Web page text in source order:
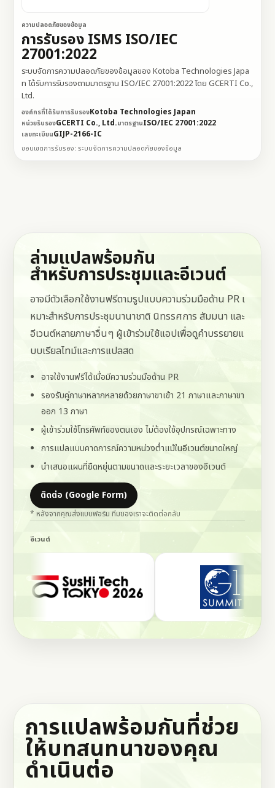
ความปลอดภัยของข้อมูล
การรับรอง ISMS ISO/IEC
27001:2022
ระบบจัดการความปลอดภัยของข้อมูลของ Kotoba Technologies Japa
n ได้รับการรับรองตามมาตรฐาน ISO/IEC 27001:2022 โดย GCERTI Co.,
Ltd.
องค์กรที่ได้รับการรับรองKotoba Technologies Japan
หน่วยรับรองGCERTI Co., Ltd.มาตรฐานISO/IEC 27001:2022
เลขทะเบียนGIJP-2166-IC
ขอบเขตการรับรอง: ระบบจัดการความปลอดภัยของข้อมูล
ล่ามแปลพร้อมกัน
สำหรับการประชุมและอีเวนต์
อาจมีตัวเลือกใช้งานฟรีตามรูปแบบความร่วมมือด้าน PR เ
หมาะสำหรับการประชุมนานาชาติ นิทรรศการ สัมมนา และ
อีเวนต์หลายภาษาอื่นๆ ผู้เข้าร่วมใช้แอปเพื่อดูคำบรรยายแ
บบเรียลไทม์และการแปลสด
อาจใช้งานฟรีได้เมื่อมีความร่วมมือด้าน PR
รองรับคู่ภาษาหลากหลายด้วยภาษาขาเข้า 21 ภาษาและภาษาขา
ออก 13 ภาษา
ผู้เข้าร่วมใช้โทรศัพท์ของตนเอง ไม่ต้องใช้อุปกรณ์เฉพาะทาง
การแปลแบบคาดการณ์ความหน่วงต่ำแม้ในอีเวนต์ขนาดใหญ่
นำเสนอแผนที่ยืดหยุ่นตามขนาดและระยะเวลาของอีเวนต์
ติดต่อ (Google Form)
(เปิดในแท็บใหม่)
* หลังจากคุณส่งแบบฟอร์ม ทีมของเราจะติดต่อกลับ
อีเวนต์
ขณะที่โลโก้กำลังเคลื่อนที่ ให้วางเมาส์เหนือโลโก้หรือใช้แป้น
การแปลพร้อมกันที่ช่วย
ให้บทสนทนาของคุณ
ดำเนินต่อ